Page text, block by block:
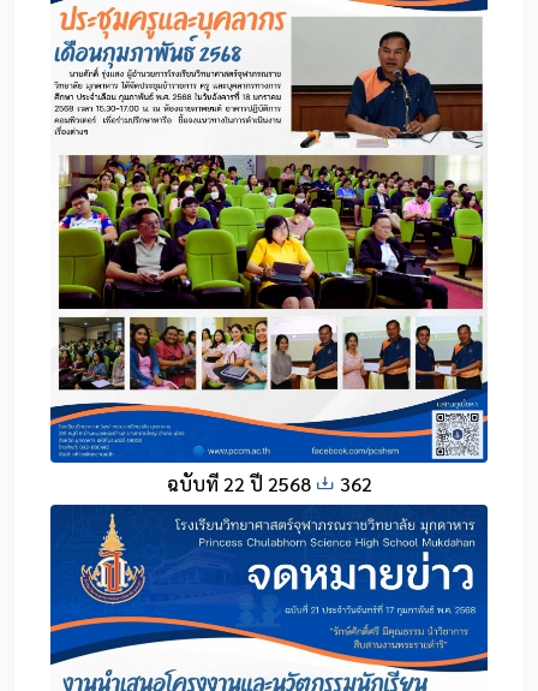
ฉบับที่ 22 ปี 2568 362